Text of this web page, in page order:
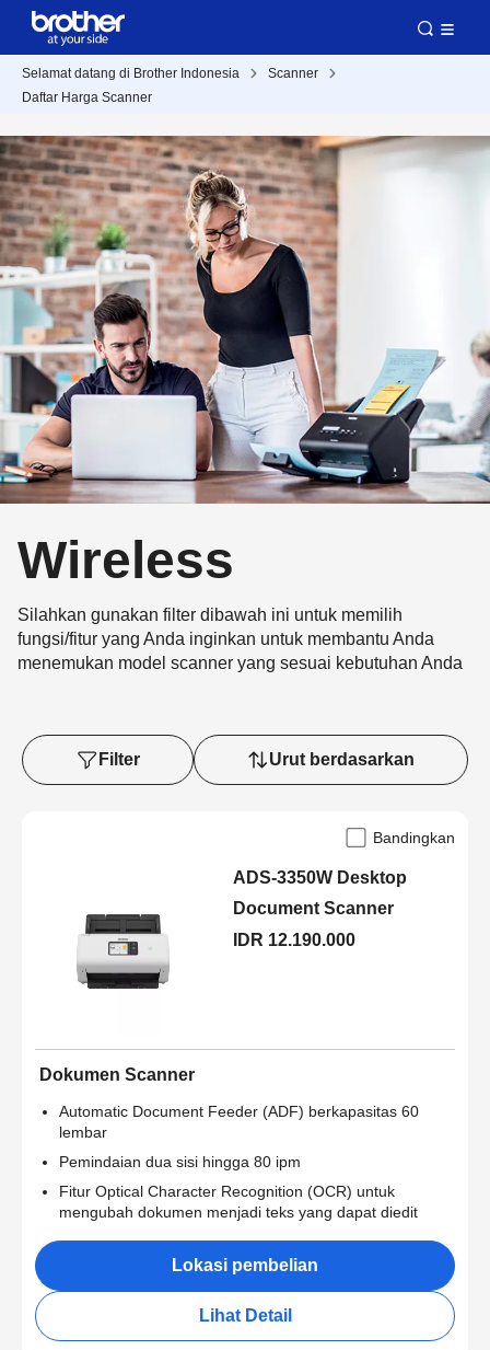
Selamat datang di Brother Indonesia
Scanner
Daftar Harga Scanner
Wireless
Silahkan gunakan filter dibawah ini untuk memilih
fungsi/fitur yang Anda inginkan untuk membantu Anda
menemukan model scanner yang sesuai kebutuhan Anda
Filter Urut berdasarkan
Bandingkan
ADS-3350W Desktop
Document Scanner
IDR 12.190.000
Dokumen Scanner
Automatic Document Feeder (ADF) berkapasitas 60
lembar
Pemindaian dua sisi hingga 80 ipm
Fitur Optical Character Recognition (OCR) untuk
mengubah dokumen menjadi teks yang dapat diedit
Lokasi pembelian
Lihat Detail